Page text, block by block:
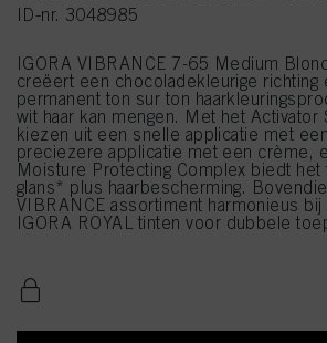
ID-nr. 3048985
IGORA VIBRANCE 7-65 Medium
creëert een chocoladekleurige richting
permanent ton sur ton
wit haar kan mengen. Met het Activator
kiezen uit een snelle applicatie met
preciezere applicatie met een crème,
Moisture Protecting Complex biedt
glans* plus haarbescherming.
VIBRANCE assortiment harmonieus
IGORA ROYAL tinten voor dubbele